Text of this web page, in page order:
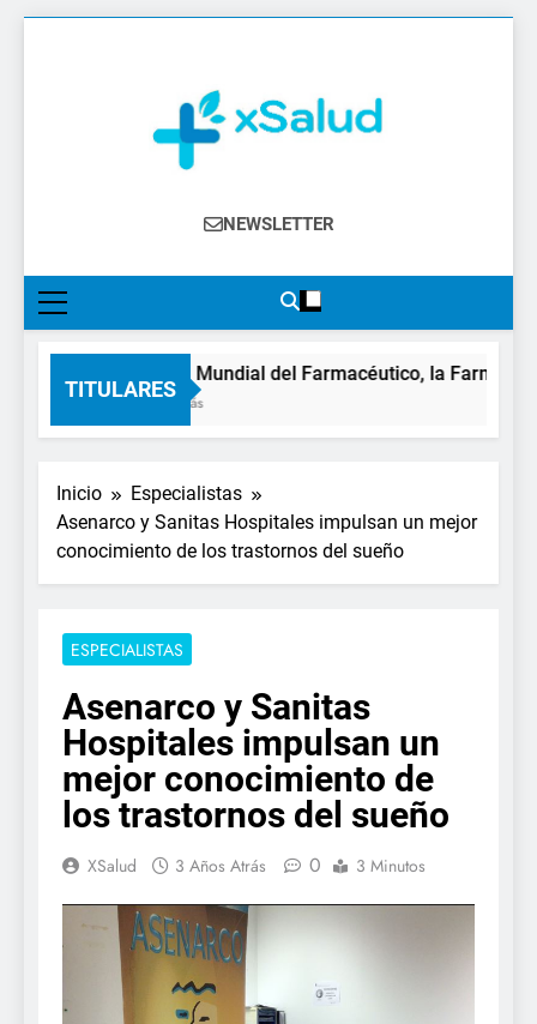
XSalud
Noticias Del Sector Salud. Congresos Y
Farmacéutica, Atención Primaria,
Especialistas, Farmacia, Etc…
NEWSLETTER
TITULARES
En el Día Mundial del Farmacéutico, la
8 Horas Atrás
Inicio
Especialistas
Asenarco y Sanitas Hospitales impulsan un mejor
conocimiento de los trastornos del sueño
ESPECIALISTAS
Asenarco y Sanitas
Hospitales impulsan un
mejor conocimiento de
los trastornos del sueño
XSalud 3 Años Atrás 0 3 Minutos